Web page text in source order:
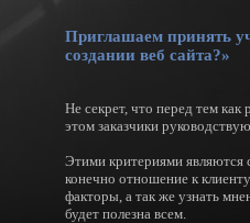
Приглашаем принять
создании веб сайта?»
Не секрет, что перед тем как
этом заказчики
Этими критериями являются
конечно отношение к
факторы, а так же узнать
будет полезна всем.